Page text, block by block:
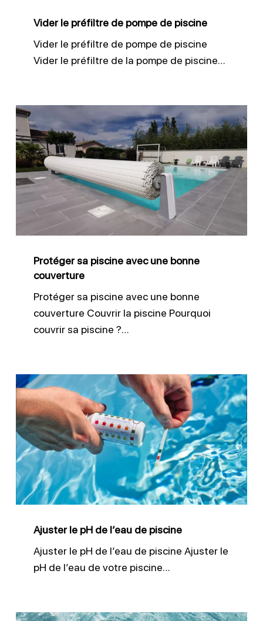
Vider le préfiltre de pompe de piscine
Vider le préfiltre de pompe de piscine
Vider le préfiltre de la pompe de piscine…
Protéger
sa
piscine
avec
une
bonne
couverture
Protéger sa piscine avec une bonne
couverture
Protéger sa piscine avec une bonne
couverture Couvrir la piscine Pourquoi
couvrir sa piscine ?…
Ajuster
le
pH
de
l’eau
de
piscine
Ajuster le pH de l’eau de piscine
Ajuster le pH de l’eau de piscine Ajuster le
pH de l’eau de votre piscine…